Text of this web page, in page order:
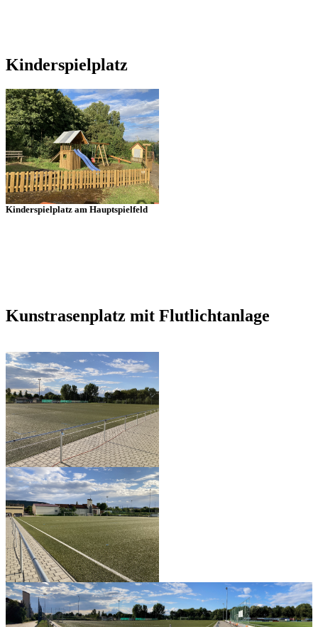
Kinderspielplatz
Kinderspielplatz am Hauptspielfeld
Kunstrasenplatz mit Flutlichtanlage